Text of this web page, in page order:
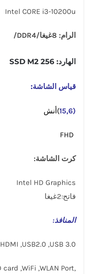
Intel CORE i3-10200u
الرام: 8غيغا/DDR4/
الهارد: SSD M2 256
قياس الشاشة:
(15,6 )أنش
كرت الشاشة:
Intel HD Graphics
فاتح:2غيغا
المنافذ:
HDMI ,USB2.0 ,USB 3.0
,2Speaker ,SD card ,WiFi ,WLAN Port